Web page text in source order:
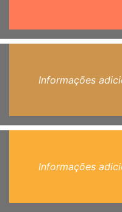
Informações
Informações